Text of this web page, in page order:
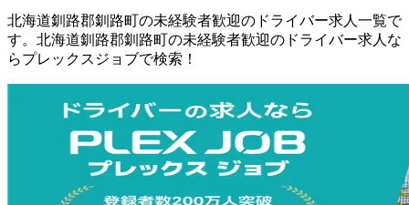
北海道釧路郡釧路町の未経験者歓迎の ドライバー求人一覧で
す。 北海道釧路郡釧路町の未経験者歓迎の ドライバー求人な
らプレックスジョブで検索！